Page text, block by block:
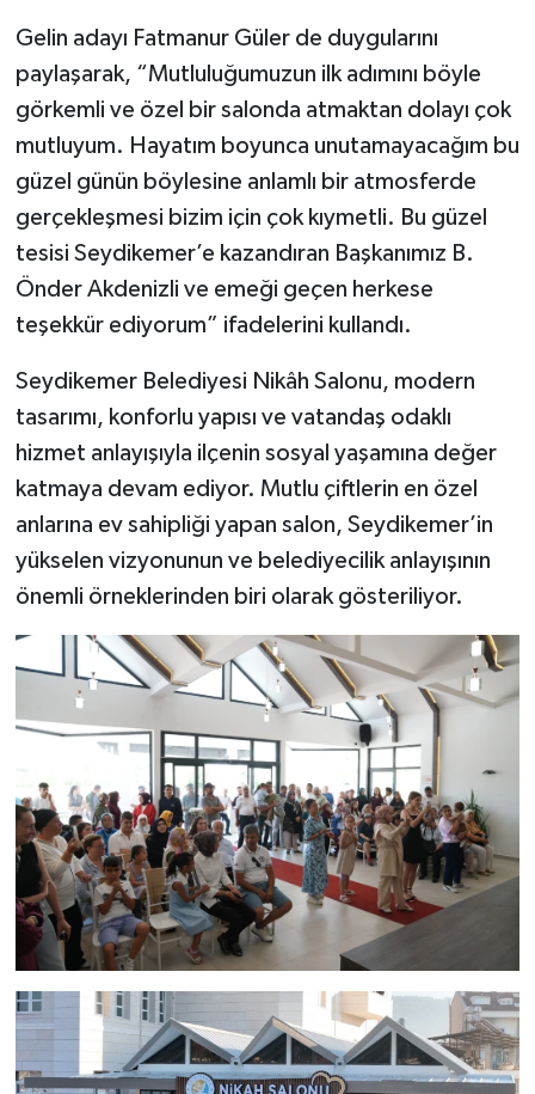
Gelin adayı Fatmanur Güler de duygularını
paylaşarak, “Mutluluğumuzun ilk adımını böyle
görkemli ve özel bir salonda atmaktan dolayı çok
mutluyum. Hayatım boyunca unutamayacağım bu
güzel günün böylesine anlamlı bir atmosferde
gerçekleşmesi bizim için çok kıymetli. Bu güzel
tesisi Seydikemer’e kazandıran Başkanımız B.
Önder Akdenizli ve emeği geçen herkese
teşekkür ediyorum” ifadelerini kullandı.
Seydikemer Belediyesi Nikâh Salonu, modern
tasarımı, konforlu yapısı ve vatandaş odaklı
hizmet anlayışıyla ilçenin sosyal yaşamına değer
katmaya devam ediyor. Mutlu çiftlerin en özel
anlarına ev sahipliği yapan salon, Seydikemer’in
yükselen vizyonunun ve belediyecilik anlayışının
önemli örneklerinden biri olarak gösteriliyor.